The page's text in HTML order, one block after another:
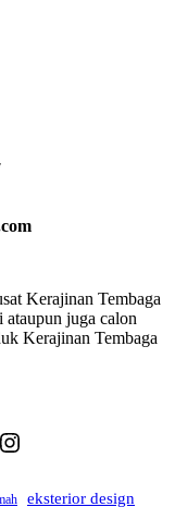
Kerajinan Tembaga
ataupun juga calon
Kerajinan Tembaga
Instagram
eksterior design